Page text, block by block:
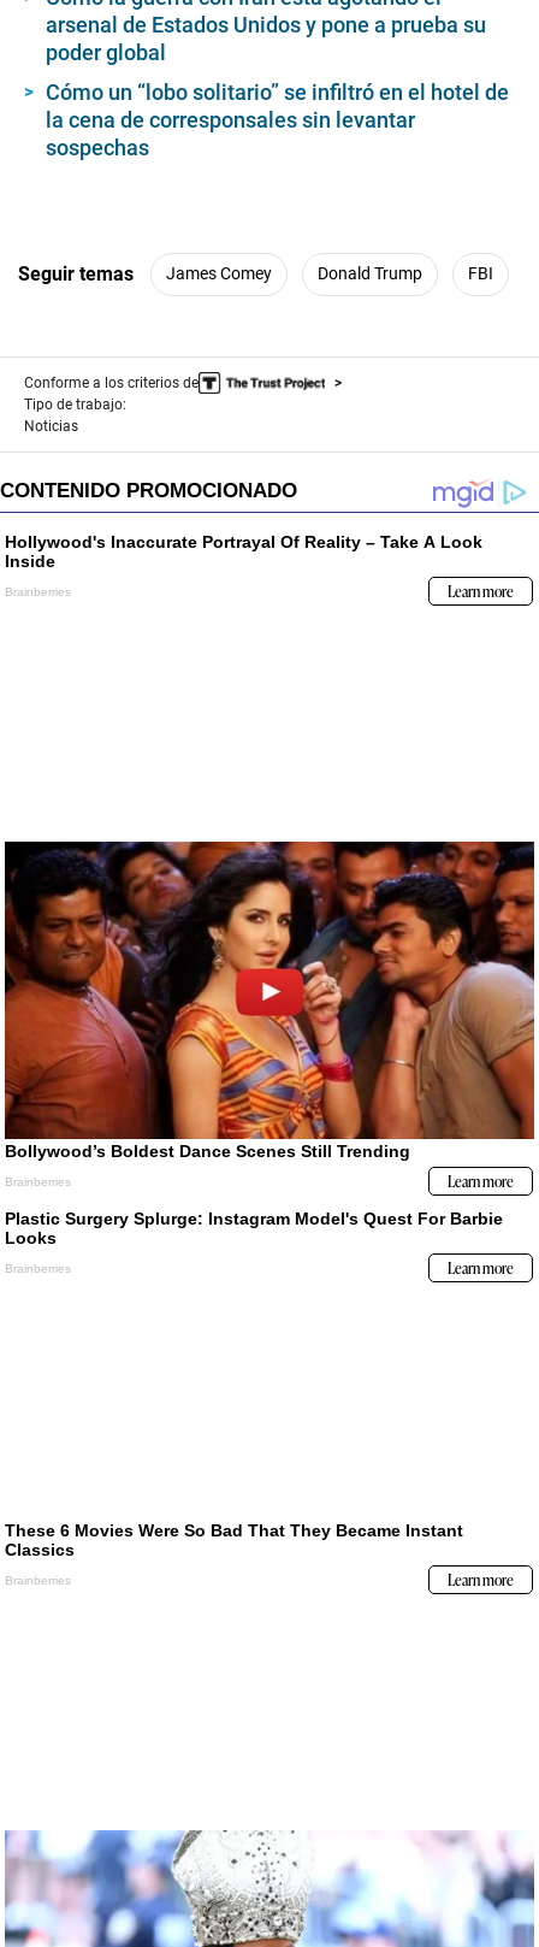
arsenal de Estados Unidos y pone a prueba su
poder global
Cómo un “lobo solitario” se infiltró en el hotel de
la cena de corresponsales sin levantar
sospechas
Seguir temas James Comey Donald Trump FBI
Conforme a los criterios de
Tipo de trabajo:
Noticias